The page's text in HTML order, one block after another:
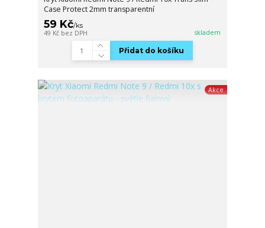
Case Protect 2mm transparentní
59 Kč/ks
49 Kč bez DPH skladem
Přidat do košíku
Akce